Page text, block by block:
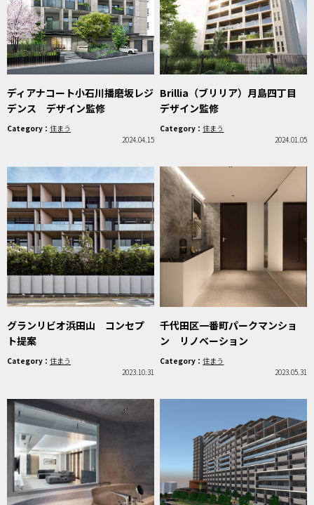
ディアナコート小石川播磨坂レジ
デンス デザイン監修
Category：住まう
2024.04.15
Brillia（ブリリア）月島四丁目
デザイン監修
Category：住まう
2024.01.05
グランリビオ浜田山 コンセプ
ト提案
Category：住まう
2023.10.31
千代田区一番町パークマンショ
ン リノベーション
Category：住まう
2023.05.31